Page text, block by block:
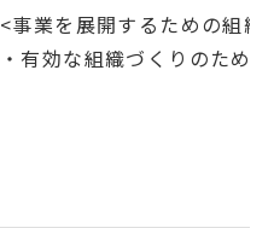
<事業を展開するための組織
・有効な組織づくりのため